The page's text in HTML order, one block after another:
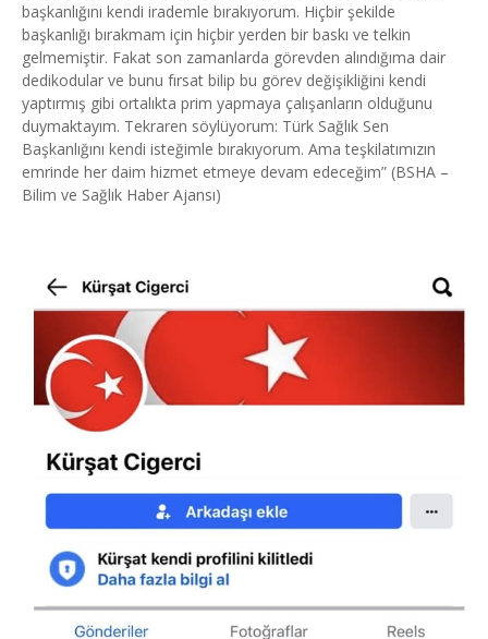
başkanlığını kendi irademle bırakıyorum. Hiçbir şekilde
başkanlığı bırakmam için hiçbir yerden bir baskı ve telkin
gelmemiştir. Fakat son zamanlarda görevden alındığıma dair
dedikodular ve bunu fırsat bilip bu görev değişikliğini kendi
yaptırmış gibi ortalıkta prim yapmaya çalışanların olduğunu
duymaktayım. Tekraren söylüyorum: Türk Sağlık Sen
Başkanlığını kendi isteğimle bırakıyorum. Ama teşkilatımızın
emrinde her daim hizmet etmeye devam edeceğim” (BSHA –
Bilim ve Sağlık Haber Ajansı)